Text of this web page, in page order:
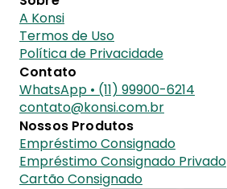
A Konsi
Termos de Uso
Política de Privacidade
Contato
WhatsApp • (11) 99900-6214
contato@konsi.com.br
Nossos Produtos
Empréstimo Consignado
Empréstimo Consignado Privado
Cartão Consignado